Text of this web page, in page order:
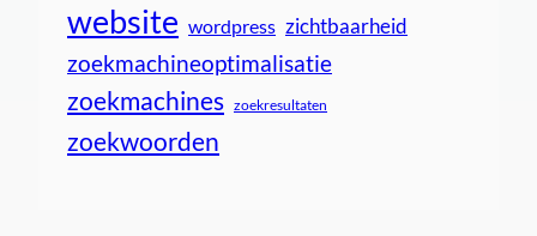
website wordpress zichtbaarheid
zoekmachineoptimalisatie
zoekmachines zoekresultaten
zoekwoorden